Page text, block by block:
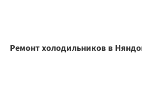
Ремонт холодильников в